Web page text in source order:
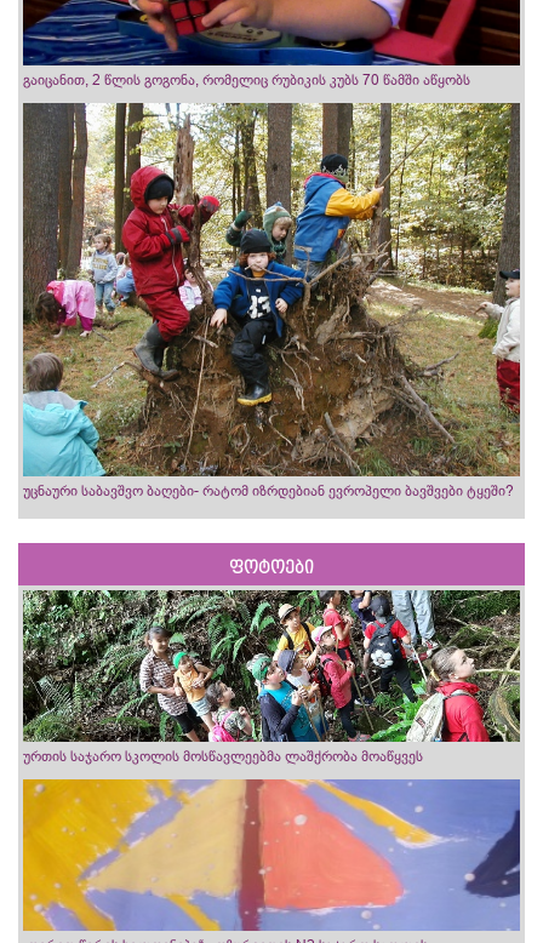
გაიცანით, 2 წლის გოგონა, რომელიც რუბიკის კუბს 70 წამში აწყობს
უცნაური საბავშვო ბაღები- რატომ იზრდებიან ევროპელი ბავშვები ტყეში?
ფოტოები
ურთის საჯარო სკოლის მოსწავლეებმა ლაშქრობა მოაწყვეს